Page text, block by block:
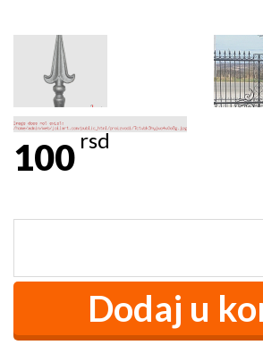
100rsd